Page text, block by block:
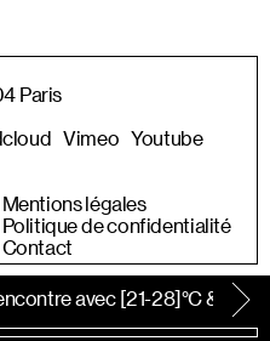
avec [21-28]°C &
Paris
Vimeo Youtube
Mentions légales
Politique de confidentialité
Contact